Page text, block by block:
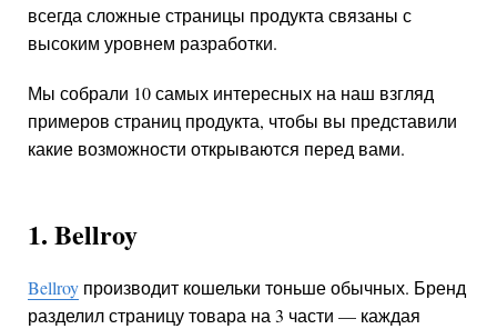
всегда сложные страницы продукта связаны с
высоким уровнем разработки.
Мы собрали 10 самых интересных на наш взгляд
примеров страниц продукта, чтобы вы представили
какие возможности открываются перед вами.
1. Bellroy
Bellroy производит кошельки тоньше обычных. Бренд
разделил страницу товара на 3 части — каждая